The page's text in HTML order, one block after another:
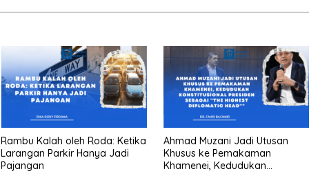
Rambu Kalah oleh Roda: Ketika
Larangan Parkir Hanya Jadi
Pajangan
Ahmad Muzani Jadi Utusan
Khusus ke Pemakaman
Khamenei, Kedudukan